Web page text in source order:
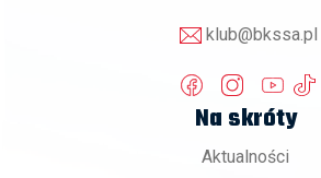
klub@bkssa.pl
Na skróty
Aktualności